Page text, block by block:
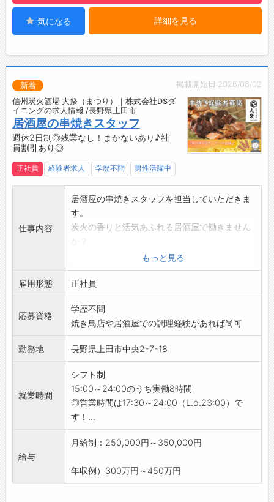
・引っ越し代補助（上限10万円）あり！
・レンジ、冷蔵庫、給湯器完備
・無料駐車場完備(徒歩10分)
※空き状況によります。
気になる 詳細を見る
掲載開始日:2026/08/02
新着
信州炭火酒場 大祭（まつり）｜株式会社DSダ
イニングの求人情報 /長野県上田市
居酒屋の串焼きスタッフ
週休2日制◎残業なし！まかないあり♪社
員割引あり◎
正社員 経験者求人 学歴不問 男性活躍中
仕事内容
居酒屋の串焼きスタッフを担当していただきま
す。
炭火の香りと活気あふれる居酒屋で働きません
人気店「信州鉄板ダイニング季大」系列の新ブ
ランドなので、安定性もバッチリ◎
【具体的な業務内容】
・焼き場での串焼き調理（焼き加減の調整や返
し、タレ管理など）
・串打ち、仕込み、盛り付け
・開店準備、閉店作業
◎状況に応じて、簡易的なホール業務もお願い
▼慣れてきたら、下記もお願いします！
・焼き鳥メニューの改良や新メニューの提案
・後輩スタッフの指導
・食材の発注、シフト管理
・店長のサポート
【入社後の流れ】
もっと見る
雇用形態 正社員
応募資格
学歴不問
焼き鳥店や居酒屋での調理経験があれば尚可
勤務地 長野県上田市中央2-7-18
就業時間
シフト制
15:00～24:00のうち実働8時間
◎営業時間は17:30～24:00（L.o.23:00）で
す！...
給与
月給制：250,000円～350,000円
年収例）300万円～450万円